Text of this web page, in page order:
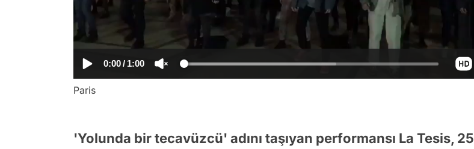
0:00/ 1:00
Paris
'Yolunda bir tecavüzcü' adını taşıyan performansı La Tesis, 25